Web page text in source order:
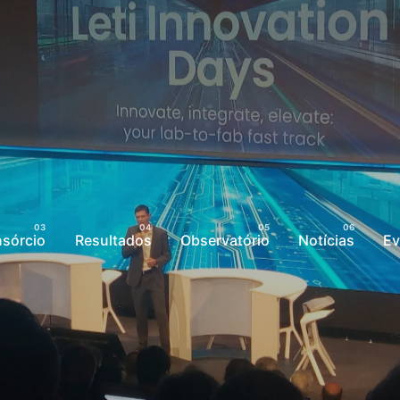
Resultados Observatório Notícias